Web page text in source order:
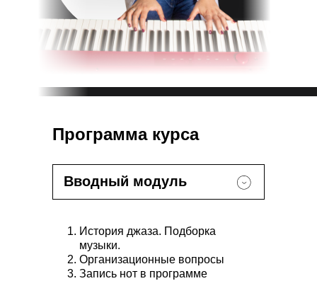
Программа курса
Вводный модуль
История джаза. Подборка
музыки.
Организационные вопросы
Запись нот в программе